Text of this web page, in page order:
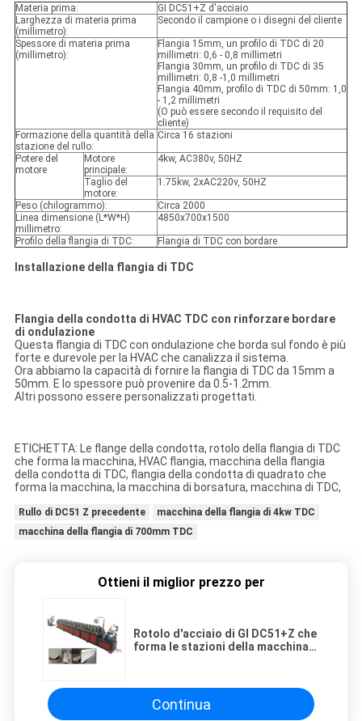
Materia prima:
GI DC51+Z d'acciaio
Larghezza di materia prima
(millimetro):
Secondo il campione o i disegni del cliente
Spessore di materia prima
(millimetro):
Flangia 15mm, un profilo di TDC di 20
millimetri: 0,6 - 0,8 millimetri
Flangia 30mm, un profilo di TDC di 35
millimetri: 0,8 -1,0 millimetri
Flangia 40mm, profilo di TDC di 50mm: 1,0
- 1,2 millimetri
(O può essere secondo il requisito del
cliente)
Formazione della quantità della
stazione del rullo:
Circa 16 stazioni
Potere del
motore
Motore
principale:
4kw, AC380v, 50HZ
Taglio del
motore:
1.75kw, 2xAC220v, 50HZ
Peso (chilogrammo):
Circa 2000
Linea dimensione (L*W*H)
millimetro:
4850x700x1500
Profilo della flangia di TDC: Flangia di TDC con bordare
Installazione della flangia di TDC
Flangia della condotta di HVAC TDC con rinforzare bordare
di ondulazione
Questa flangia di TDC con ondulazione che borda sul fondo è più
forte e durevole per la HVAC che canalizza il sistema.
Ora abbiamo la capacità di fornire la flangia di TDC da 15mm a
50mm. E lo spessore può provenire da 0.5-1.2mm.
Altri possono essere personalizzati progettati.
ETICHETTA: Le flange della condotta, rotolo della flangia di TDC
che forma la macchina, HVAC flangia, macchina della flangia
della condotta di TDC, flangia della condotta di quadrato che
forma la macchina, la macchina di borsatura, macchina di TDC,
Rullo di DC51 Z precedente
macchina della flangia di 4kw TDC
macchina della flangia di 700mm TDC
Ottieni il miglior prezzo per
Rotolo d'acciaio di GI DC51+Z che
forma le stazioni della macchina
Continua